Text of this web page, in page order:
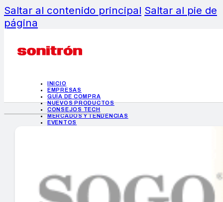
Saltar al contenido principal Saltar al pie de
página
INICIO
EMPRESAS
GUÍA DE COMPRA
NUEVOS PRODUCTOS
CONSEJOS TECH
MERCADOS Y TENDENCIAS
EVENTOS
INICIO